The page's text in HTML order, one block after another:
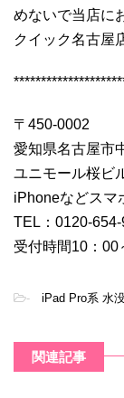
めないで当店に
クイック名古屋
〒450-0002
愛知県名古屋市
ユニモール桜ビ
iPhoneなどスマ
TEL：0120-
受付時間10：00
- iPad Pro系 水
関連記事